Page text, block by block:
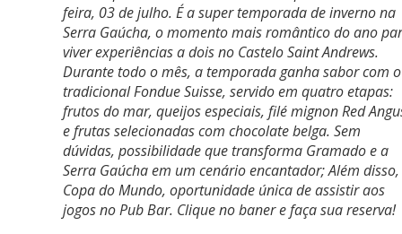
feira, 03 de julho. É a super temporada de inverno na
Serra Gaúcha, o momento mais romântico do ano
viver experiências a dois no Castelo Saint Andrews.
Durante todo o mês, a temporada ganha sabor com o
tradicional Fondue Suisse, servido em quatro etapas:
frutos do mar, queijos especiais, filé mignon Red
e frutas selecionadas com chocolate belga. Sem
dúvidas, possibilidade que transforma Gramado e a
Serra Gaúcha em um cenário encantador; Além
Copa do Mundo, oportunidade única de assistir aos
jogos no Pub Bar. Clique no baner e faça sua reserva!